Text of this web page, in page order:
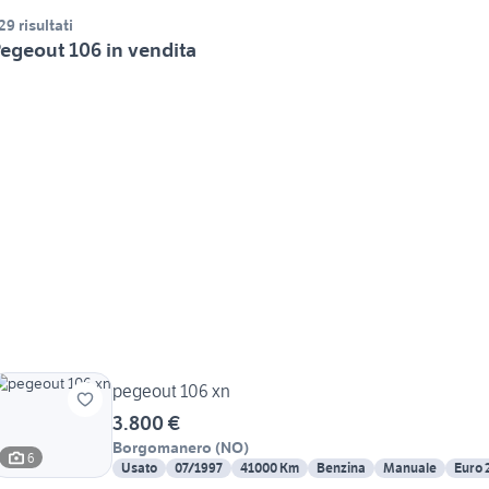
risultati
106 in vendita
6
pegeout 106 xn
3.800 €
Borgomanero (NO)
Usato 07/1997 41000 Km Benzina Manuale Euro